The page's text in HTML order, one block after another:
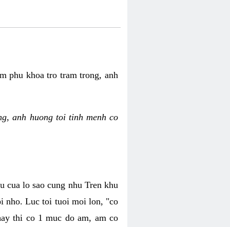
phu khoa tro tram trong, anh
anh huong toi tinh menh co
cua lo sao cung nhu Tren khu
nho. Luc toi tuoi moi lon, "co
thi co 1 muc do am, am co